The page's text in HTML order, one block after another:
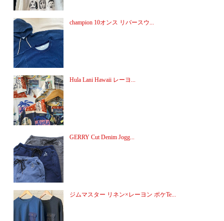
champion 10オンス リバースウ...
Hula Lani Hawaii レーヨ...
GERRY Cut Denim Jogg...
ジムマスター リネン×レーヨン ポケTe...